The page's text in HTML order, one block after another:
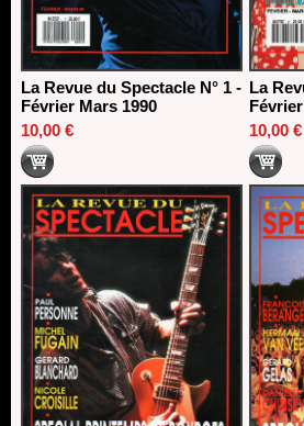
La Revue du Spectacle N° 1 -
Février Mars 1990
10,00 €
La
10,00 €